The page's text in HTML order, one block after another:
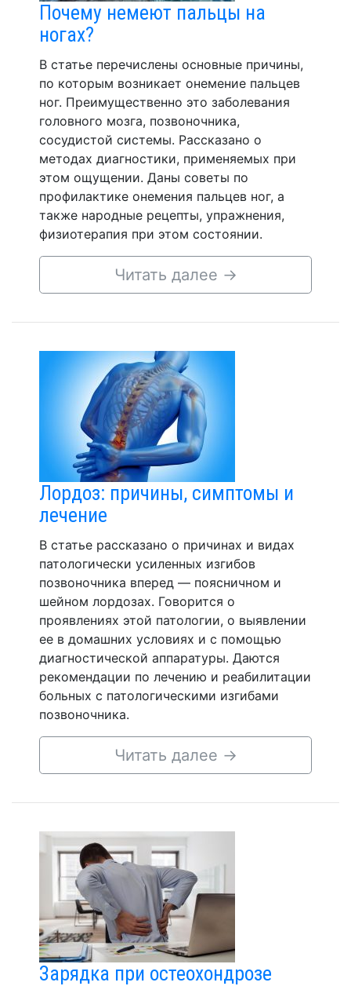
Почему немеют пальцы на
ногах?
В статье перечислены основные причины,
по которым возникает онемение пальцев
ног. Преимущественно это заболевания
головного мозга, позвоночника,
сосудистой системы. Рассказано о
методах диагностики, применяемых при
этом ощущении. Даны советы по
профилактике онемения пальцев ног, а
также народные рецепты, упражнения,
физиотерапия при этом состоянии.
Читать далее →
Лордоз: причины, симптомы и
лечение
В статье рассказано о причинах и видах
патологически усиленных изгибов
позвоночника вперед — поясничном и
шейном лордозах. Говорится о
проявлениях этой патологии, о выявлении
ее в домашних условиях и с помощью
диагностической аппаратуры. Даются
рекомендации по лечению и реабилитации
больных с патологическими изгибами
позвоночника.
Читать далее →
Зарядка при остеохондрозе